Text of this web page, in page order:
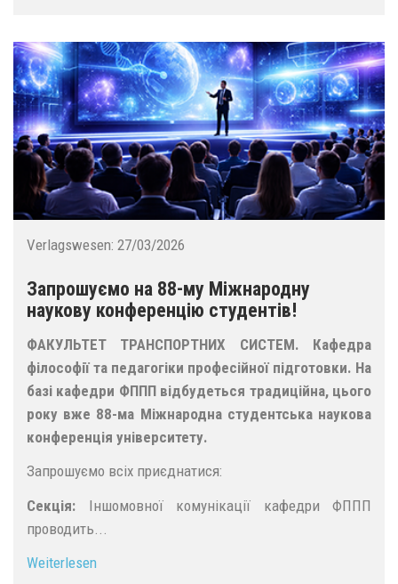
Verlagswesen: 27/03/2026
Запрошуємо на 88-му Міжнародну
наукову конференцію студентів!
ФАКУЛЬТЕТ ТРАНСПОРТНИХ СИСТЕМ. Кафедра
філософії та педагогіки професійної підготовки. На
базі кафедри ФППП відбудеться традиційна, цього
року вже 88-ма Міжнародна студентська наукова
конференція університету.
Запрошуємо всіх приєднатися:
Секція: Іншомовної комунікації кафедри ФППП
проводить...
Weiterlesen